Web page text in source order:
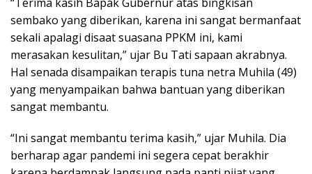
sembako yang diberikan, karena ini sangat bermanfaat
sekali apalagi disaat suasana PPKM ini, kami
merasakan kesulitan,” ujar Bu Tati sapaan akrabnya.
Hal senada disampaikan terapis tuna netra Muhila (49)
yang menyampaikan bahwa bantuan yang diberikan
sangat membantu.
“Ini sangat membantu terima kasih,” ujar Muhila. Dia
berharap agar pandemi ini segera cepat berakhir